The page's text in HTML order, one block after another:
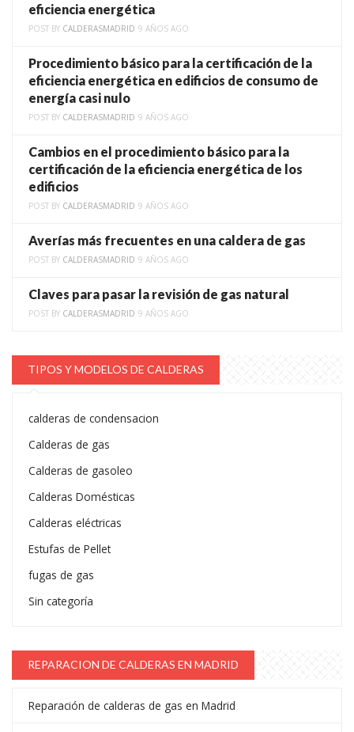
eficiencia energética
POST BY CALDERASMADRID 9 AÑOS AGO
Procedimiento básico para la certificación de la
eficiencia energética en edificios de consumo de
energía casi nulo
POST BY CALDERASMADRID 9 AÑOS AGO
Cambios en el procedimiento básico para la
certificación de la eficiencia energética de los
edificios
POST BY CALDERASMADRID 9 AÑOS AGO
Averías más frecuentes en una caldera de gas
POST BY CALDERASMADRID 9 AÑOS AGO
Claves para pasar la revisión de gas natural
POST BY CALDERASMADRID 9 AÑOS AGO
TIPOS Y MODELOS DE CALDERAS
calderas de condensacion
Calderas de gas
Calderas de gasoleo
Calderas Domésticas
Calderas eléctricas
Estufas de Pellet
fugas de gas
Sin categoría
REPARACION DE CALDERAS EN MADRID
Reparación de calderas de gas en Madrid